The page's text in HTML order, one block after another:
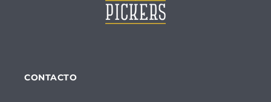
CONTACTO